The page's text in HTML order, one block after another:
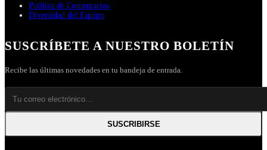
Política de Comentarios
Diversidad del Equipo
SUSCRÍBETE A NUESTRO BOLETÍN
Recibe las últimas novedades en tu bandeja de entrada.
SUSCRIBIRSE